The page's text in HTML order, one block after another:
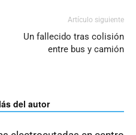
Artículo siguiente
Un fallecido tras colisión
entre bus y camión
del autor